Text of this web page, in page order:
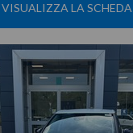
VISUALIZZA LA SCHEDA